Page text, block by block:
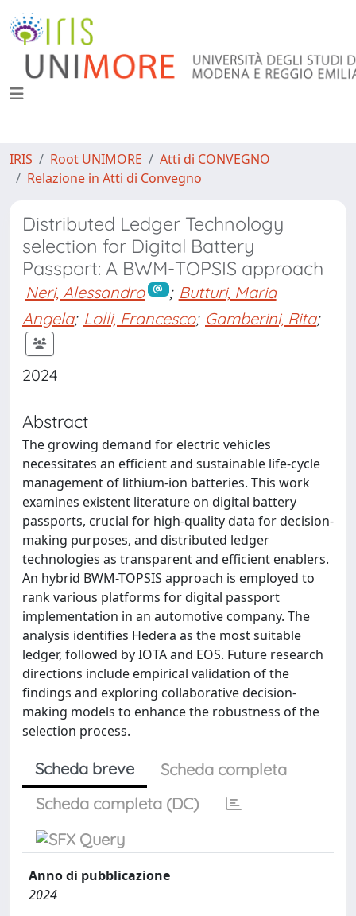
IRIS Root UNIMORE
Atti di CONVEGNO
Relazione in Atti di Convegno
Distributed Ledger Technology
selection for Digital Battery
Passport: A BWM-TOPSIS approach
Neri, Alessandro ; Butturi, Maria
Angela; Lolli, Francesco; Gamberini, Rita;
2024
Abstract
The growing demand for electric vehicles
necessitates an efficient and sustainable life-cycle
management of lithium-ion batteries. This work
examines existent literature on digital battery
passports, crucial for high-quality data for decision-
making purposes, and distributed ledger
technologies as transparent and efficient enablers.
An hybrid BWM-TOPSIS approach is employed to
rank various platforms for digital passport
implementation in an automotive company. The
analysis identifies Hedera as the most suitable
ledger, followed by IOTA and EOS. Future research
directions include empirical validation of the
findings and exploring collaborative decision-
making models to enhance the robustness of the
selection process.
Scheda breve
Scheda completa
Scheda completa (DC)
Anno di pubblicazione
2024